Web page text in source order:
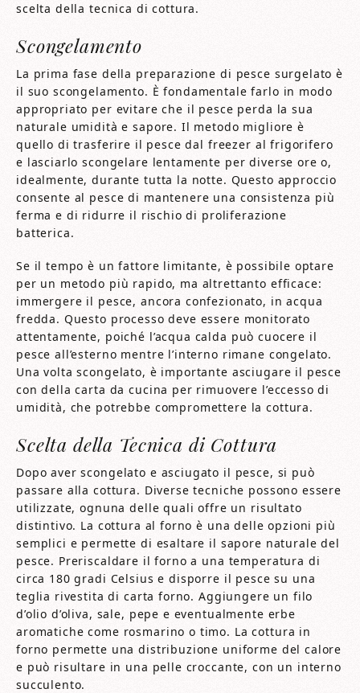
scelta della tecnica di cottura.
Scongelamento
La prima fase della preparazione di pesce surgelato è
il suo scongelamento. È fondamentale farlo in modo
appropriato per evitare che il pesce perda la sua
naturale umidità e sapore. Il metodo migliore è
quello di trasferire il pesce dal freezer al frigorifero
e lasciarlo scongelare lentamente per diverse ore o,
idealmente, durante tutta la notte. Questo approccio
consente al pesce di mantenere una consistenza più
ferma e di ridurre il rischio di proliferazione
batterica.
Se il tempo è un fattore limitante, è possibile optare
per un metodo più rapido, ma altrettanto efficace:
immergere il pesce, ancora confezionato, in acqua
fredda. Questo processo deve essere monitorato
attentamente, poiché l’acqua calda può cuocere il
pesce all’esterno mentre l’interno rimane congelato.
Una volta scongelato, è importante asciugare il pesce
con della carta da cucina per rimuovere l’eccesso di
umidità, che potrebbe compromettere la cottura.
Scelta della Tecnica di Cottura
Dopo aver scongelato e asciugato il pesce, si può
passare alla cottura. Diverse tecniche possono essere
utilizzate, ognuna delle quali offre un risultato
distintivo. La cottura al forno è una delle opzioni più
semplici e permette di esaltare il sapore naturale del
pesce. Preriscaldare il forno a una temperatura di
circa 180 gradi Celsius e disporre il pesce su una
teglia rivestita di carta forno. Aggiungere un filo
d’olio d’oliva, sale, pepe e eventualmente erbe
aromatiche come rosmarino o timo. La cottura in
forno permette una distribuzione uniforme del calore
e può risultare in una pelle croccante, con un interno
succulento.